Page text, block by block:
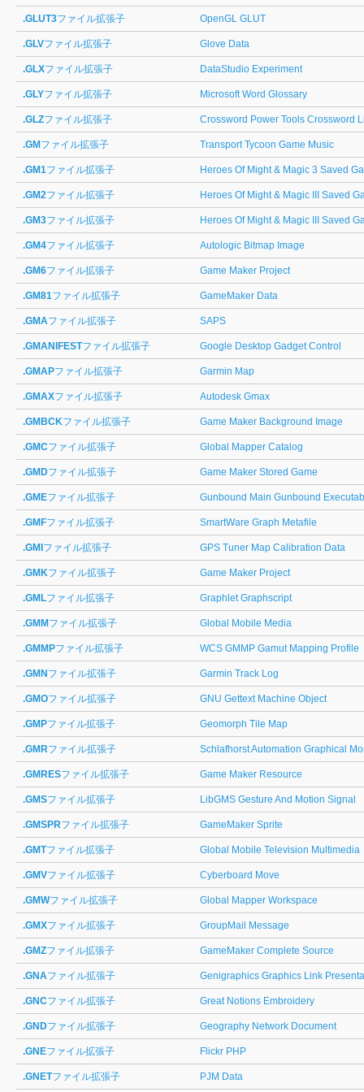
.GLUT3ファイル拡張子 OpenGL GLUT
.GLVファイル拡張子 Glove Data
.GLXファイル拡張子 DataStudio Experiment
.GLYファイル拡張子 Microsoft Word Glossary
.GLZファイル拡張子 Crossword Power Tools Crossword
.GM ファイル拡張子 Transport Tycoon Game Music
.GM1ファイル拡張子 Heroes Of Might & Magic 3 Saved
.GM2ファイル拡張子 Heroes Of Might & Magic III Saved
.GM3ファイル拡張子 Heroes Of Might & Magic III Saved
.GM4ファイル拡張子 Autologic Bitmap Image
.GM6ファイル拡張子 Game Maker Project
.GM81ファイル拡張子 GameMaker Data
.GMAファイル拡張子 SAPS
.GMANIFESTファイル拡張子 Google Desktop Gadget Control
.GMAPファイル拡張子 Garmin Map
.GMAXファイル拡張子 Autodesk Gmax
.GMBCKファイル拡張子 Game Maker Background Image
.GMCファイル拡張子 Global Mapper Catalog
.GMDファイル拡張子 Game Maker Stored Game
.GMEファイル拡張子 Gunbound Main Gunbound
.GMFファイル拡張子 SmartWare Graph Metafile
.GMI ファイル拡張子 GPS Tuner Map Calibration Data
.GMKファイル拡張子 Game Maker Project
.GMLファイル拡張子 Graphlet Graphscript
.GMM ファイル拡張子 Global Mobile Media
.GMMPファイル拡張子 WCS GMMP Gamut Mapping Profile
.GMN ファイル拡張子 Garmin Track Log
.GMOファイル拡張子 GNU Gettext Machine Object
.GMPファイル拡張子 Geomorph Tile Map
.GMRファイル拡張子 Schlafhorst Automation Graphical
.GMRESファイル拡張子 Game Maker Resource
.GMSファイル拡張子 LibGMS Gesture And Motion Signal
.GMSPRファイル拡張子 GameMaker Sprite
.GMTファイル拡張子 Global Mobile Television Multimedia
.GMVファイル拡張子 Cyberboard Move
.GMWファイル拡張子 Global Mapper Workspace
.GMXファイル拡張子 GroupMail Message
.GMZファイル拡張子 GameMaker Complete Source
.GNAファイル拡張子 Genigraphics Graphics Link
.GNCファイル拡張子 Great Notions Embroidery
.GNDファイル拡張子 Geography Network Document
.GNEファイル拡張子 Flickr PHP
.GNETファイル拡張子 PJM Data